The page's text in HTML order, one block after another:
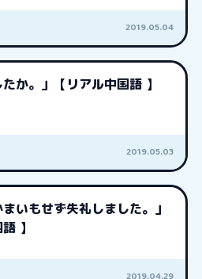
2019.05.04
たか。」【リアル中国語 】
2019.05.03
まいもせず失礼しました。」
】